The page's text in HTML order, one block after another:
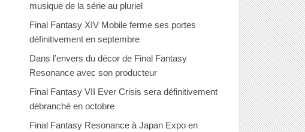
musique de la série au pluriel
Final Fantasy XIV Mobile ferme ses portes
définitivement en septembre
Dans l’envers du décor de Final Fantasy
Resonance avec son producteur
Final Fantasy VII Ever Crisis sera définitivement
débranché en octobre
Final Fantasy Resonance à Japan Expo en